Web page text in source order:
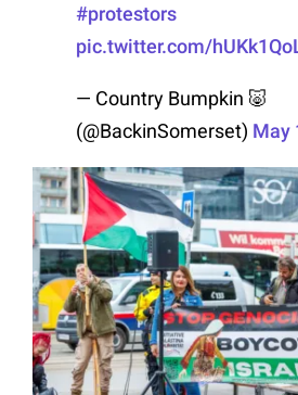
#protestors
pic.twitter.com/
— Country Bumpkin 🐷
(@BackinSomerset) May